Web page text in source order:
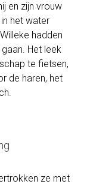
en zijn vrouw
het water
hadden
Het leek
te fietsen,
de haren, het
ze met